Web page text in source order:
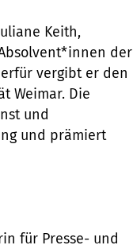
Keith,
der
vergibt er den
Weimar. Die
und
und prämiert
für Presse- und